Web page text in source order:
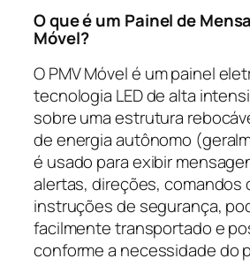
O que é um Painel de
Móvel?
O PMV Móvel é um painel
tecnologia LED de alta
sobre uma estrutura
de energia autônomo
é usado para exibir
alertas, direções, comandos
instruções de segurança,
facilmente transportado e
conforme a necessidade do